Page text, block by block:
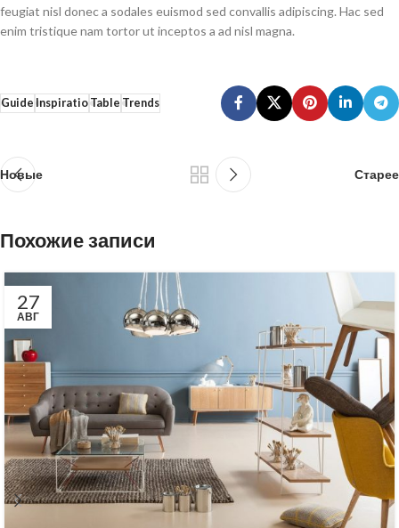
feugiat nisl donec a sodales euismod sed convallis adipiscing. Hac sed
enim tristique nam tortor ut inceptos a ad nisl magna.
Guide InspiratioTable Trends
Новые Старее
Похожие записи
27
АВГ